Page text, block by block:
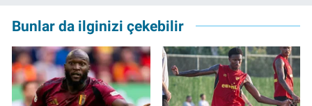
Bunlar da ilginizi çekebilir